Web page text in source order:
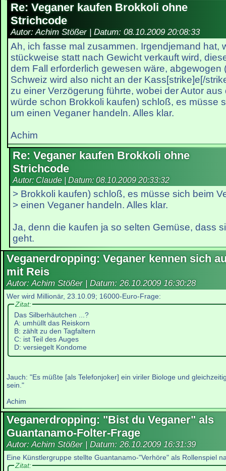
Re: Veganer kaufen Brokkoli ohne
Strichcode
Autor: Achim Stößer | Datum: 08.10.2009 20:08:33
Ah, ich fasse mal zusammen. Irgendjemand hat,
stückweise statt nach Gewicht verkauft wird,
dem Fall erforderlich gewesen wäre, abgewogen
Schweiz wird also nicht an der Kass[strike]e[/
zu einer Verzögerung führte, wobei der Autor
würde schon Brokkoli kaufen) schloß, es müsse
um einen Veganer handeln. Alles klar.
Achim
Re: Veganer kaufen Brokkoli ohne
Strichcode
Autor: Claude | Datum: 08.10.2009 20:33:32
> Brokkoli kaufen) schloß, es müsse sich beim
> einen Veganer handeln. Alles klar.
Ja, denn die kaufen ja so selten Gemüse, dass
geht.
Veganerdropping: Veganer kennen sich
mit Reis
Autor: Achim Stößer | Datum: 26.10.2009 16:30:28
Wer wird Millionär, 23.10.09; 16000-Euro-Frage:
Zitat:
Das Silberhäutchen ...?
A: umhüllt das Reiskorn
B: zählt zu den Tagfaltern
C: ist Teil des Auges
D: versiegelt Kondome
Jauch: "Es müßte [als Telefonjoker] ein viriler Biologe und
sein."
Achim
Veganerdropping: "Bist du Veganer" als
Guantanamo-Folter-Frage
Autor: Achim Stößer | Datum: 26.10.2009 16:31:39
Eine Künstlergruppe stellte Guantanamo-"Verhöre" als Rollenspiel
Zitat: